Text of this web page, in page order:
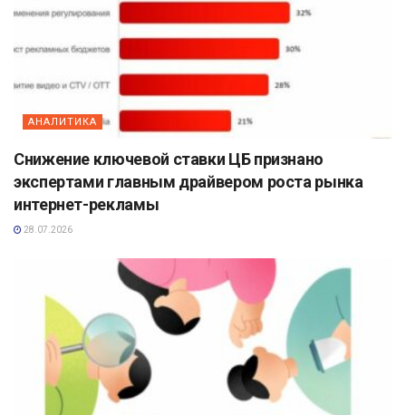
АНАЛИТИКА
Снижение ключевой ставки ЦБ признано
экспертами главным драйвером роста рынка
интернет-рекламы
28.07.2026